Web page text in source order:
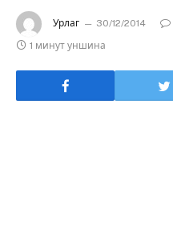
Урлаг 30/12/2014
1 минут уншина